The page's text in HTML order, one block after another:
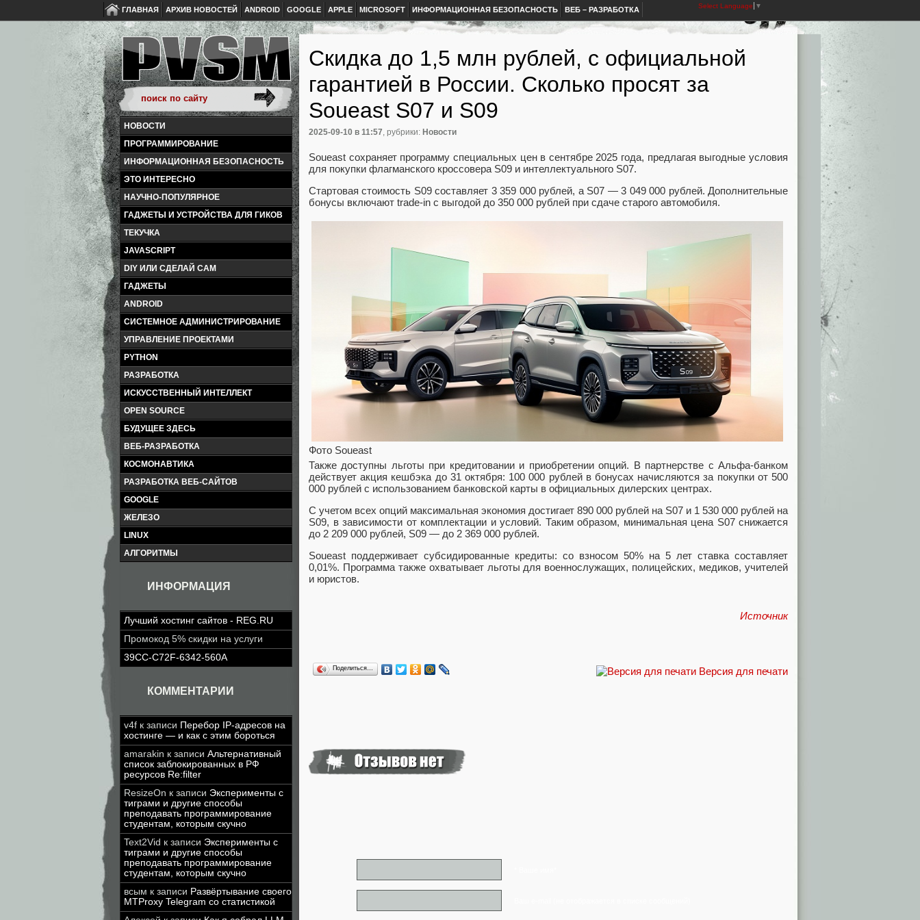
ГЛАВНАЯ АРХИВ НОВОСТЕЙ ANDROID GOOGLE APPLE MICROSOFT ИНФОРМАЦИОННАЯ БЕЗОПАСНОСТЬ ВЕБ – РАЗРАБОТКА Select Language ▼
НОВОСТИ
ПРОГРАММИРОВАНИЕ
ИНФОРМАЦИОННАЯ БЕЗОПАСНОСТЬ
ЭТО ИНТЕРЕСНО
НАУЧНО-ПОПУЛЯРНОЕ
ГАДЖЕТЫ И УСТРОЙСТВА ДЛЯ ГИКОВ
ТЕКУЧКА
JAVASCRIPT
DIY ИЛИ СДЕЛАЙ САМ
ГАДЖЕТЫ
ANDROID
СИСТЕМНОЕ АДМИНИСТРИРОВАНИЕ
УПРАВЛЕНИЕ ПРОЕКТАМИ
PYTHON
РАЗРАБОТКА
ИСКУССТВЕННЫЙ ИНТЕЛЛЕКТ
OPEN SOURCE
БУДУЩЕЕ ЗДЕСЬ
ВЕБ-РАЗРАБОТКА
КОСМОНАВТИКА
РАЗРАБОТКА ВЕБ-САЙТОВ
GOOGLE
ЖЕЛЕЗО
LINUX
АЛГОРИТМЫ
ИНФОРМАЦИЯ
Лучший хостинг сайтов - REG.RU
Промокод 5% скидки на услуги
39CC-C72F-6342-560A
КОММЕНТАРИИ
v4f к записи Перебор IP-адресов на
хостинге — и как с этим бороться
amarakin к записи Альтернативный
список заблокированных в РФ
ресурсов Re:filter
ResizeOn к записи Эксперименты с
тиграми и другие способы
преподавать программирование
студентам, которым скучно
Text2Vid к записи Эксперименты с
тиграми и другие способы
преподавать программирование
студентам, которым скучно
всым к записи Развёртывание своего
MTProxy Telegram со статистикой
Скидка до 1,5 млн рублей, с официальной
гарантией в России. Сколько просят за
Soueast S07 и S09
2025-09-10 в 11:57, рубрики: Новости
Soueast сохраняет программу специальных цен в сентябре 2025 года, предлагая выгодные условия
для покупки флагманского кроссовера S09 и интеллектуального S07.
Стартовая стоимость S09 составляет 3 359 000 рублей, а S07 — 3 049 000 рублей. Дополнительные
бонусы включают trade-in с выгодой до 350 000 рублей при сдаче старого автомобиля.
Фото Soueast
Также доступны льготы при кредитовании и приобретении опций. В партнерстве с Альфа-банком
действует акция кешбэка до 31 октября: 100 000 рублей в бонусах начисляются за покупки от 500
000 рублей с использованием банковской карты в официальных дилерских центрах.
С учетом всех опций максимальная экономия достигает 890 000 рублей на S07 и 1 530 000 рублей на
S09, в зависимости от комплектации и условий. Таким образом, минимальная цена S07 снижается
до 2 209 000 рублей, S09 — до 2 369 000 рублей.
Soueast поддерживает субсидированные кредиты: со взносом 50% на 5 лет ставка составляет
0,01%. Программа также охватывает льготы для военнослужащих, полицейских, медиков, учителей
и юристов.
Источник
Версия для печати
Поделиться…